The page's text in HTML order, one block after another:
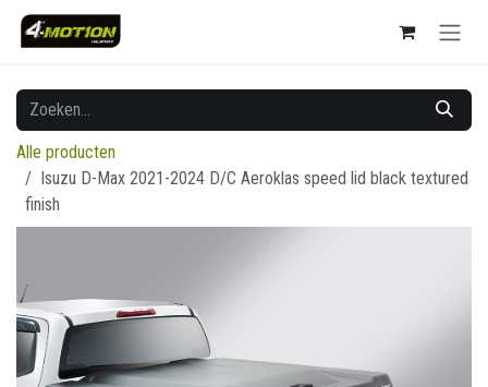
Overslaan naar inhoud
Alle producten
Isuzu D-Max 2021-2024 D/C Aeroklas speed lid black textured
finish